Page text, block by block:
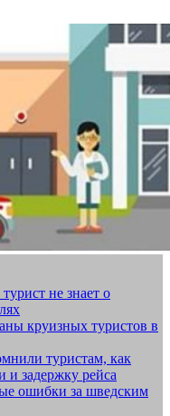
не знает о
круизных туристов в
туристам, как
и задержку рейса
ошибки за шведским